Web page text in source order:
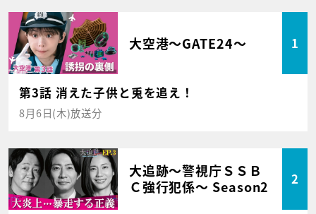
大空港～GATE24～ 1
第3話 消えた子供と兎を追え！
8月6日(木)放送分
大追跡～警視庁ＳＳＢ
Ｃ強行犯係～ Season2
2